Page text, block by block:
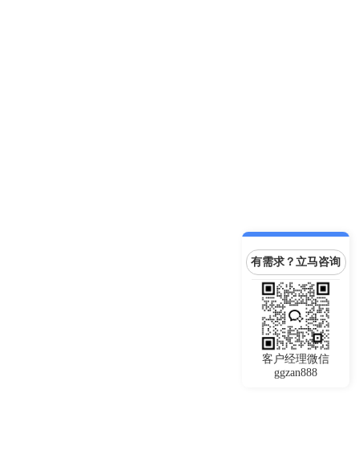
有需求？立马咨询
客户经理微信
ggzan888